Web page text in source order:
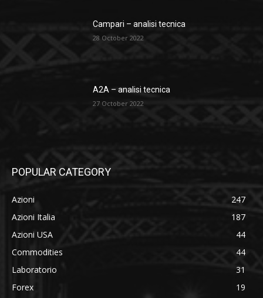
Campari – analisi tecnica
28 October 2022
A2A – analisi tecnica
27 October 2022
POPULAR CATEGORY
Azioni
247
Azioni Italia
187
Azioni USA
44
Commodities
44
Laboratorio
31
Forex
19